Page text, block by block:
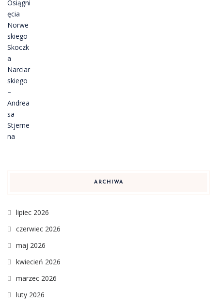
ARCHIWA
lipiec 2026
czerwiec 2026
maj 2026
kwiecień 2026
marzec 2026
luty 2026